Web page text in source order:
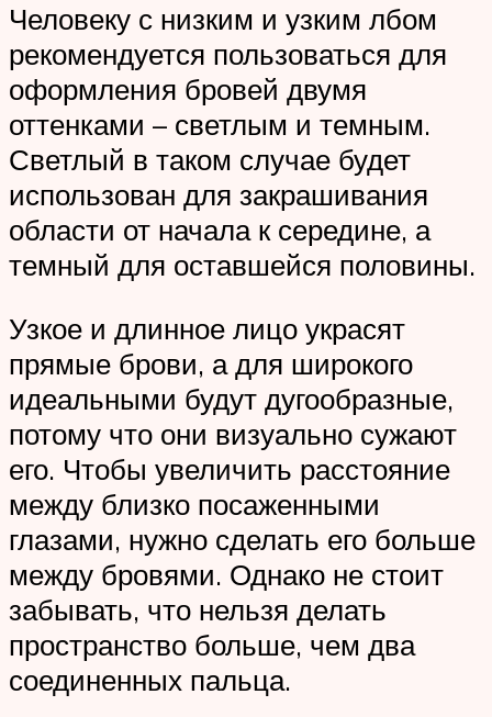
Человеку с низким и узким лбом
рекомендуется пользоваться для
оформления бровей двумя
оттенками – светлым и темным.
Светлый в таком случае будет
использован для закрашивания
области от начала к середине, а
темный для оставшейся половины.
Узкое и длинное лицо украсят
прямые брови, а для широкого
идеальными будут дугообразные,
потому что они визуально сужают
его. Чтобы увеличить расстояние
между близко посаженными
глазами, нужно сделать его больше
между бровями. Однако не стоит
забывать, что нельзя делать
пространство больше, чем два
соединенных пальца.